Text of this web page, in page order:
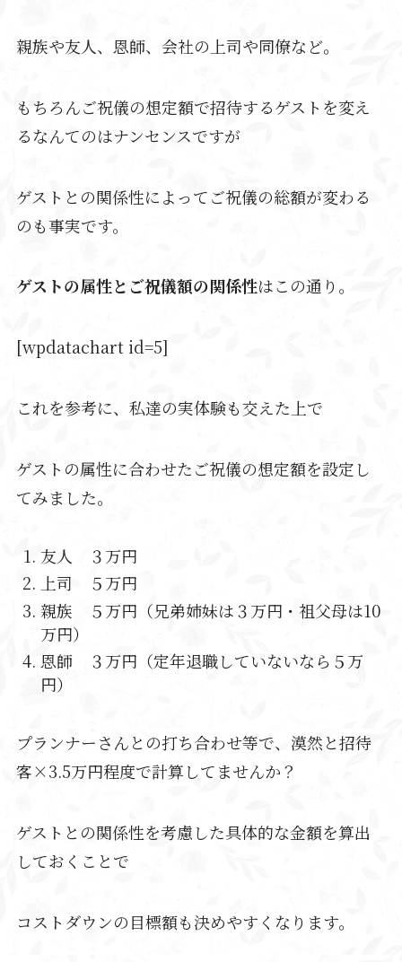
親族や友人、恩師、会社の上司や同僚など。
もちろんご祝儀の想定額で招待するゲストを変え
るなんてのはナンセンスですが
ゲストとの関係性によってご祝儀の総額が変わる
のも事実です。
ゲストの属性とご祝儀額の関係性はこの通り。
[wpdatachart id=5]
これを参考に、私達の実体験も交えた上で
ゲストの属性に合わせたご祝儀の想定額を設定し
てみました。
友人 ３万円
上司 ５万円
親族 ５万円（兄弟姉妹は３万円・祖父母は10
万円）
恩師 ３万円（定年退職していないなら５万
円）
プランナーさんとの打ち合わせ等で、漠然と招待
客×3.5万円程度で計算してませんか？
ゲストとの関係性を考慮した具体的な金額を算出
しておくことで
コストダウンの目標額も決めやすくなります。